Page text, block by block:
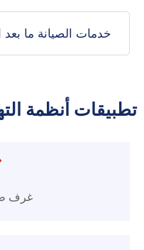
خدمات الصيانة ما بعد
تطبيقات أنظمة
غرف